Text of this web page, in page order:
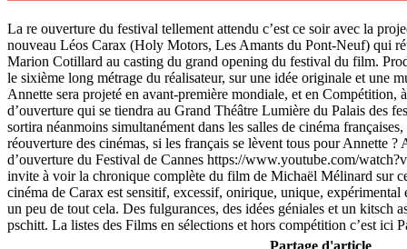
La re ouverture du festival tellement attendu c’est ce soir avec la
nouveau Léos Carax (Holy Motors, Les Amants du Pont-Neuf) qui
Marion Cotillard au casting du grand opening du festival du film.
le sixième long métrage du réalisateur, sur une idée originale et une
Annette sera projeté en avant-première mondiale, et en Compétition,
d’ouverture qui se tiendra au Grand Théâtre Lumière du Palais des
sortira néanmoins simultanément dans les salles de cinéma
réouverture des cinémas, si les français se lèvent tous pour Annette ?
d’ouverture du Festival de Cannes https://www.youtube.com/
invite à voir la chronique complète du film de Michaël Mélinard sur
cinéma de Carax est sensitif, excessif, onirique, unique, expérimental
un peu de tout cela. Des fulgurances, des idées géniales et un kitsch
pschitt. La listes des Films en sélections et hors compétition c’est ici
Partage d'article